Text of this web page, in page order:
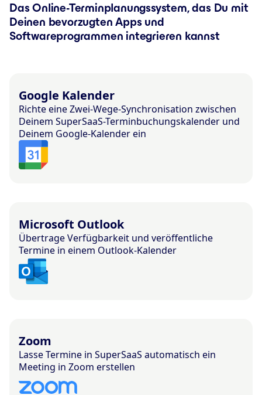
Das Online-Terminplanungssystem, das Du mit
Deinen bevorzugten Apps und
Softwareprogrammen integrieren kannst
Google Kalender
Richte eine Zwei-Wege-Synchronisation zwischen
Deinem SuperSaaS-Terminbuchungskalender und
Deinem Google-Kalender ein
Microsoft Outlook
Übertrage Verfügbarkeit und veröffentliche
Termine in einem Outlook-Kalender
Zoom
Lasse Termine in SuperSaaS automatisch ein
Meeting in Zoom erstellen